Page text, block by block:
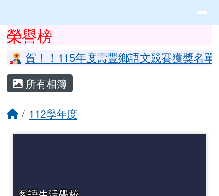
上中區域內容
榮譽榜
賀！！115年度壽豐鄉語文競賽獲獎名
主內容區域
所有相簿
回首頁
112學年度
頁尾區域